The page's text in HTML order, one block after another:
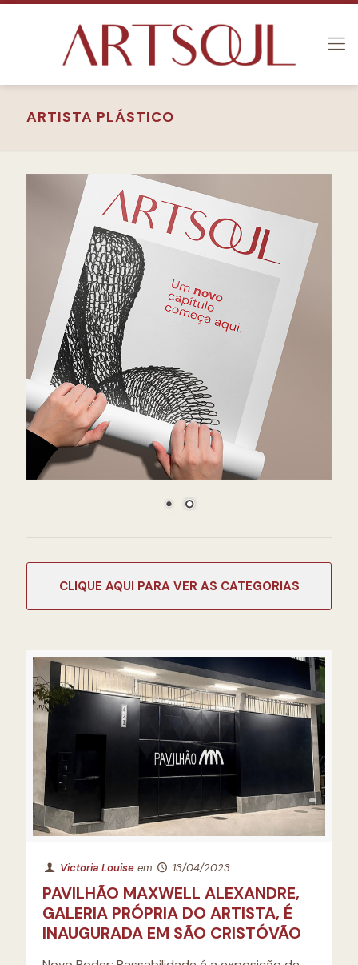
ARTISTA PLÁSTICO
Victoria Louise em 13/04/2023
PAVILHÃO MAXWELL ALEXANDRE,
GALERIA PRÓPRIA DO ARTISTA, É
INAUGURADA EM SÃO CRISTÓVÃO
CATEGORIAS